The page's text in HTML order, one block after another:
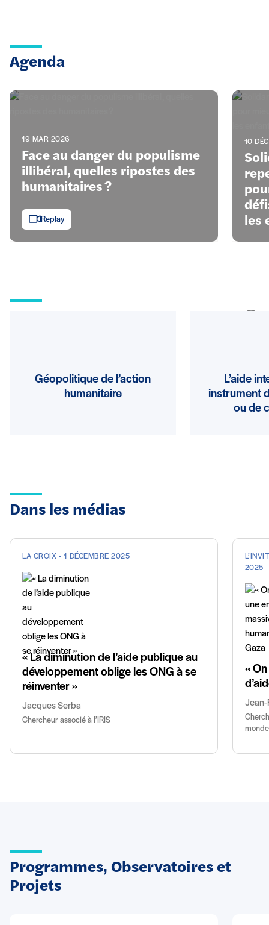
Agenda
19 MAR 2026
Face au danger du populisme
illibéral, quelles ripostes des
humanitaires ?
Replay
10
les
Géopolitique de l’action
humanitaire
L’aide
instrument
ou de
Dans les médias
LA CROIX - 1 DÉCEMBRE 2025
« La diminution de l’aide publique au
développement oblige les ONG à se
réinventer »
Jacques Serba
Chercheur associé à l’IRIS
2025
«
Jean-
monde
Programmes, Observatoires et
Projets